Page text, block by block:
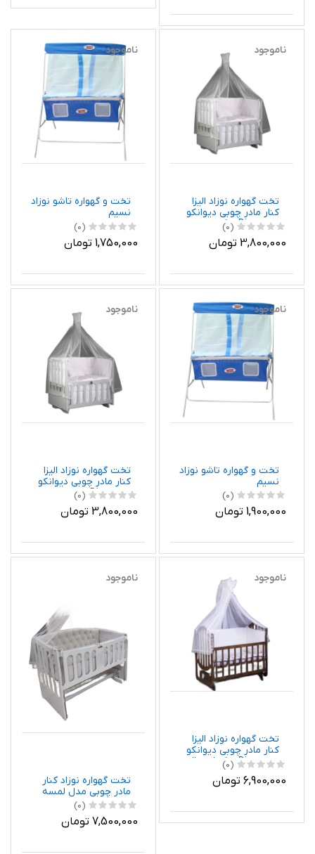
ناموجود
تخت گهواره نوزاد الیزا
کنار مادر چوبی دیوانکو
Divancoo رنگ سفید
(0)
3,800,000 تومان
ناموجود
تخت و گهواره تاشو نوزاد
نسیم
(0)
1,750,000 تومان
ناموجود
تخت و گهواره تاشو نوزاد
نسیم
(0)
1,900,000 تومان
ناموجود
تخت گهواره نوزاد الیزا
کنار مادر چوبی دیوانکو
Divancoo رنگ سفید
(0)
3,800,000 تومان
ناموجود
تخت گهواره نوزاد الیزا
کنار مادر چوبی دیوانکو
Divancoo رنگ فندوقی
(0)
6,900,000 تومان
ناموجود
تخت گهواره نوزاد کنار
مادر چوبی مدل لمسه
رنگ سفید کرم دیوانکو
Divancoo ابعاد 120 در 60
(0)
7,500,000 تومان